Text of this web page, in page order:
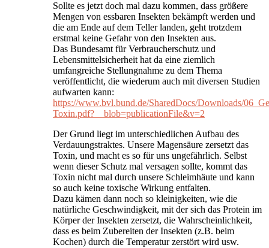
Sollte es jetzt doch mal dazu kommen, dass größere
Mengen von essbaren Insekten bekämpft werden und
die am Ende auf dem Teller landen, geht trotzdem
erstmal keine Gefahr von den Insekten aus.
Das Bundesamt für Verbraucherschutz und
Lebensmittelsicherheit hat da eine ziemlich
umfangreiche Stellungnahme zu dem Thema
veröffentlicht, die wiederum auch mit diversen Studien
aufwarten kann:
https://www.bvl.bund.de/SharedDocs/Downloads/
Toxin.pdf?__blob=publicationFile&v=2
Der Grund liegt im unterschiedlichen Aufbau des
Verdauungstraktes. Unsere Magensäure zersetzt das
Toxin, und macht es so für uns ungefährlich. Selbst
wenn dieser Schutz mal versagen sollte, kommt das
Toxin nicht mal durch unsere Schleimhäute und kann
so auch keine toxische Wirkung entfalten.
Dazu kämen dann noch so kleinigkeiten, wie die
natürliche Geschwindigkeit, mit der sich das Protein im
Körper der Insekten zersetzt, die Wahrscheinlichkeit,
dass es beim Zubereiten der Insekten (z.B. beim
Kochen) durch die Temperatur zerstört wird usw.